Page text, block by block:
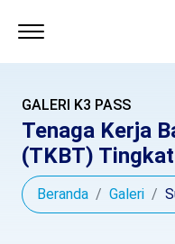
GALERI K3 PASS
Tenaga Kerja
(TKBT)
Beranda Galeri